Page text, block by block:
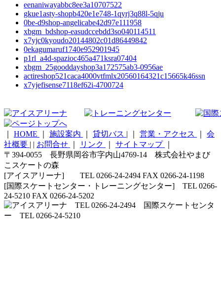
eenaniwayabbc8ee3a10707522
gkue1asty-shopb420e1e748-1qyrj3q88l-5qju
0be-d9shop-angelicabe42d97e111958
xbgm_bdshop-easudccebdd3so040114511
x7yjc0kyoudo20144802c01d86449842
0ekagumaruf1740e952901945
p1rl_a4d-spazioc465a471ksra07404
xbgm_25gooddayshop3a172575ab3-0956ae
actireshop521caca4000vtfmlx20560164321c15665k46ssn
x7yjefisense7118ef62i-4700724
HOME 施設案内 貸切バス | 営業・アクセス
会
社概要 | | お問合せ リンク サイトマップ
〒394-0055 長野県岡谷市字内山4769-14 株式会社やまび
こスケートの森
[アイスアリーナ] TEL 0266-24-2494 FAX 0266-24-1198
[国際スケートセンター・トレーニングセンター] TEL 0266-
24-5210 FAX 0266-24-5202